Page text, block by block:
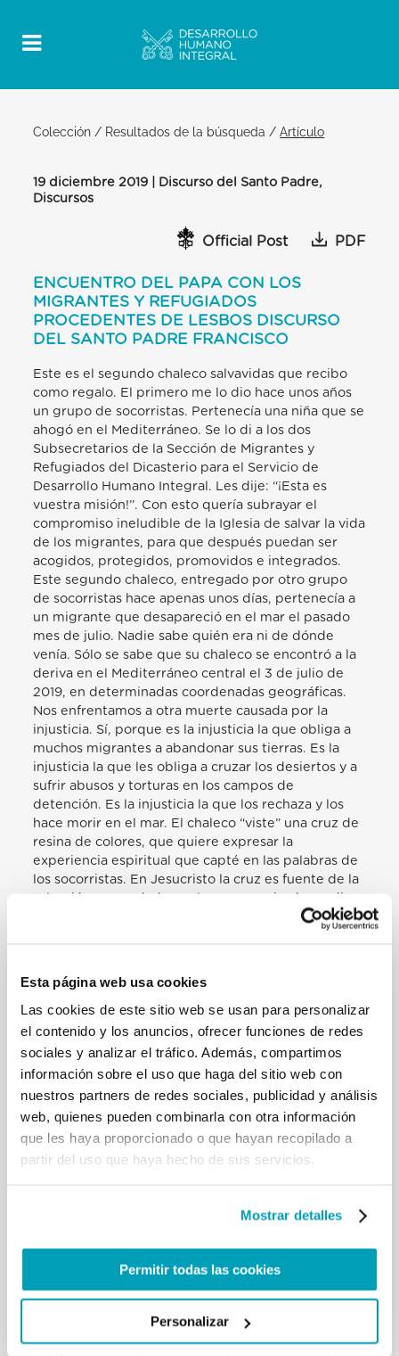
Esta página web usa cookies
Las cookies de este sitio web se usan para personalizar
el contenido y los anuncios, ofrecer funciones de redes
sociales y analizar el tráfico. Además, compartimos
información sobre el uso que haga del sitio web con
nuestros partners de redes sociales, publicidad y análisis
web, quienes pueden combinarla con otra información
que les haya proporcionado o que hayan recopilado a
partir del uso que haya hecho de sus servicios.
Mostrar detalles
Permitir todas las cookies
Personalizar
Colección / Resultados de la búsqueda /Artículo
19 diciembre 2019 | Discurso del Santo Padre,
Discursos
Official Post PDF
ENCUENTRO DEL PAPA CON LOS
MIGRANTES Y REFUGIADOS
PROCEDENTES DE LESBOS DISCURSO
DEL SANTO PADRE FRANCISCO
Este es el segundo chaleco salvavidas que recibo
como regalo. El primero me lo dio hace unos años
un grupo de socorristas. Pertenecía una niña que se
ahogó en el Mediterráneo. Se lo di a los dos
Subsecretarios de la Sección de Migrantes y
Refugiados del Dicasterio para el Servicio de
Desarrollo Humano Integral. Les dije: “¡Esta es
vuestra misión!”. Con esto quería subrayar el
compromiso ineludible de la Iglesia de salvar la vida
de los migrantes, para que después puedan ser
acogidos, protegidos, promovidos e integrados.
Este segundo chaleco, entregado por otro grupo
de socorristas hace apenas unos días, pertenecía a
un migrante que desapareció en el mar el pasado
mes de julio. Nadie sabe quién era ni de dónde
venía. Sólo se sabe que su chaleco se encontró a la
deriva en el Mediterráneo central el 3 de julio de
2019, en determinadas coordenadas geográficas.
Nos enfrentamos a otra muerte causada por la
injusticia. Sí, porque es la injusticia la que obliga a
muchos migrantes a abandonar sus tierras. Es la
injusticia la que les obliga a cruzar los desiertos y a
sufrir abusos y torturas en los campos de
detención. Es la injusticia la que los rechaza y los
hace morir en el mar. El chaleco “viste” una cruz de
resina de colores, que quiere expresar la
experiencia espiritual que capté en las palabras de
los socorristas. En Jesucristo la cruz es fuente de la
salvación, «necedad para los que se pierden ―dice
san Pablo― más para los que se salvan ―para
sufrimiento y sacrificio y, al mismo tiempo, de
redención y salvación. Esta cruz es transparente:
representa un desafío para mirar con más atención
y buscar siempre la verdad. La cruz es
luminiscente: quiere alentar nuestra fe en la
resurrección, el triunfo de Cristo sobre la muerte.
También el emigrante desconocido, que murió con
la esperanza de una nueva vida, comparte esta
victoria. Los socorristas me contaron cómo están
aprendiendo humanidad de las personas que
logran salvar. Me revelaron cómo en cada misión
decidido mostrar aquí este chaleco salvavidas,
abierto, para recordar a todos el compromiso
imperativo de salvar toda vida humana, un deber
¿Cómo podemos dejar de escuchar el grito
desesperado de tantos hermanos y hermanas que